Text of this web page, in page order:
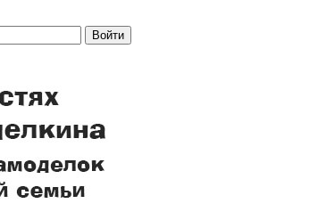
Войти